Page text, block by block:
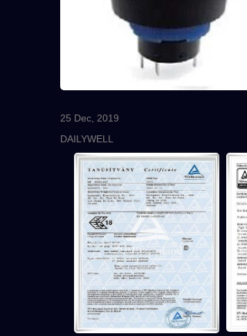
25 Dec, 2019
DAILYWELL